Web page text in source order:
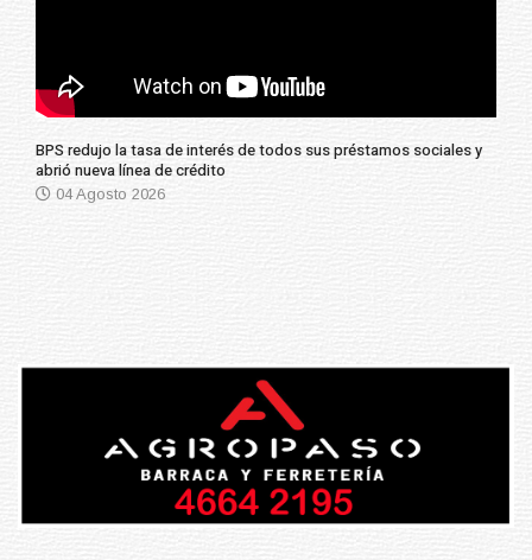
BPS redujo la tasa de interés de todos sus préstamos sociales y
abrió nueva línea de crédito
04 Agosto 2026